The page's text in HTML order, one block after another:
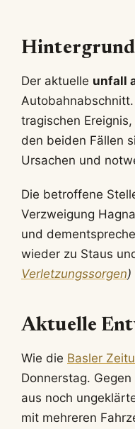
Der aktuelle unfall
tragischen
den beiden Fällen
Ursachen und
Die betroffene
Verzweigung
und
wieder zu Staus
Verletzungssorgen)
Aktuelle
Wie die Basler
Donnerstag.
aus noch
mit mehreren